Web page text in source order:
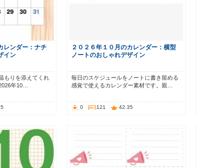
レンダー：ナチ
イン
もりを添えてくれ
年10…
２０２６年１０月のカレンダー：横型
ノートのおしゃれデザイン
毎日のスケジュールをノートに書き留める
感覚で使えるカレンダー素材です。親…
0 121 42.35